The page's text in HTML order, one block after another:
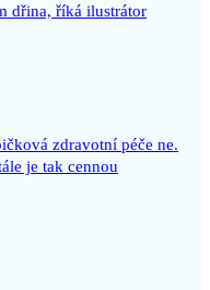
dřina, říká ilustrátor
zdravotní péče ne.
je tak cennou